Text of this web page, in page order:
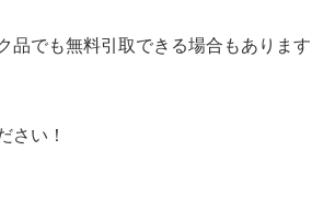
品でも無料引取できる場合もあります
さい！